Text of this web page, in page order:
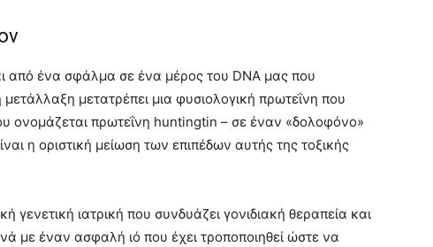
από ένα σφάλμα σε ένα μέρος του DNA μας που
μετατρέπει μια φυσιολογική πρωτεΐνη που
ονομάζεται πρωτεΐνη huntingtin – σε έναν «δολοφόνο»
η οριστική μείωση των επιπέδων αυτής της τοξικής
γενετική ιατρική που συνδυάζει γονιδιακή θεραπεία και
με έναν ασφαλή ιό που έχει τροποποιηθεί ώστε να